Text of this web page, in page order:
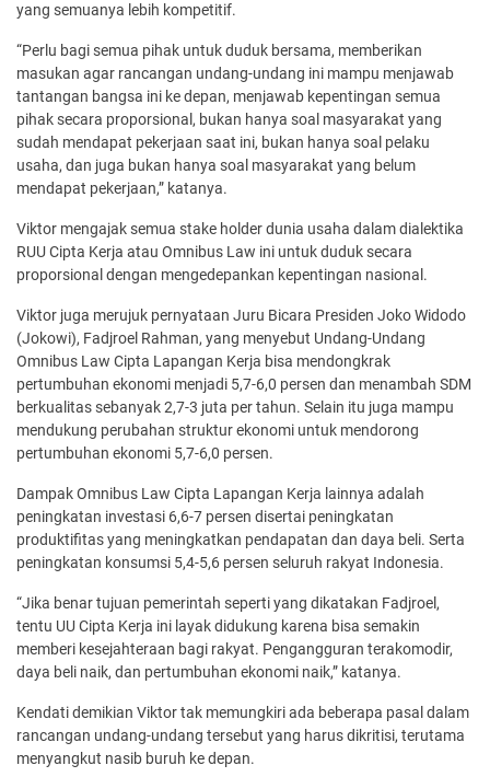
yang semuanya lebih kompetitif.
“Perlu bagi semua pihak untuk duduk bersama, memberikan
masukan agar rancangan undang-undang ini mampu menjawab
tantangan bangsa ini ke depan, menjawab kepentingan semua
pihak secara proporsional, bukan hanya soal masyarakat yang
sudah mendapat pekerjaan saat ini, bukan hanya soal pelaku
usaha, dan juga bukan hanya soal masyarakat yang belum
mendapat pekerjaan,” katanya.
Viktor mengajak semua stake holder dunia usaha dalam dialektika
RUU Cipta Kerja atau Omnibus Law ini untuk duduk secara
proporsional dengan mengedepankan kepentingan nasional.
Viktor juga merujuk pernyataan Juru Bicara Presiden Joko Widodo
(Jokowi), Fadjroel Rahman, yang menyebut Undang-Undang
Omnibus Law Cipta Lapangan Kerja bisa mendongkrak
pertumbuhan ekonomi menjadi 5,7-6,0 persen dan menambah SDM
berkualitas sebanyak 2,7-3 juta per tahun. Selain itu juga mampu
mendukung perubahan struktur ekonomi untuk mendorong
pertumbuhan ekonomi 5,7-6,0 persen.
Dampak Omnibus Law Cipta Lapangan Kerja lainnya adalah
peningkatan investasi 6,6-7 persen disertai peningkatan
produktifitas yang meningkatkan pendapatan dan daya beli. Serta
peningkatan konsumsi 5,4-5,6 persen seluruh rakyat Indonesia.
“Jika benar tujuan pemerintah seperti yang dikatakan Fadjroel,
tentu UU Cipta Kerja ini layak didukung karena bisa semakin
memberi kesejahteraan bagi rakyat. Pengangguran terakomodir,
daya beli naik, dan pertumbuhan ekonomi naik,” katanya.
Kendati demikian Viktor tak memungkiri ada beberapa pasal dalam
rancangan undang-undang tersebut yang harus dikritisi, terutama
menyangkut nasib buruh ke depan.